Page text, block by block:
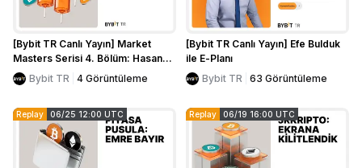
[Bybit TR Canlı Yayın] Market
Masters Serisi 4. Bölüm: Hasan
Abi'yle Kademe Kademe
Bybit TR 4 Görüntüleme
[Bybit TR Canlı Yayın] Efe Bulduk
ile E-Planı
Bybit TR
63 Görüntüleme
Replay 06/25 12:00 UTC Replay 06/19 16:00 UTC